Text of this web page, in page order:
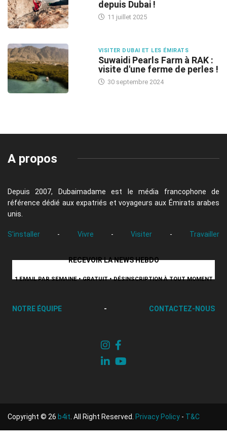
depuis Dubai !
11 juillet 2025
VISITER DUBAI ET LES ÉMIRATS
Suwaidi Pearls Farm à RAK :
visite d'une ferme de perles !
30 septembre 2024
A propos
Depuis 2007, Dubaimadame est le média francophone de
référence dédié aux expatriés et voyageurs aux Émirats arabes
unis.
S'installer - Vivre - Visiter - Travailler
RECEVOIR LA NEWS HEBDO
1 EMAIL PAR SEMAINE • GRATUIT • DÉSINSCRIPTION À TOUT MOMENT
NOTRE ÉQUIPE - CONTACTEZ-NOUS
Copyright © 26 b4it . All Right Reserved. Privacy Policy - T&C